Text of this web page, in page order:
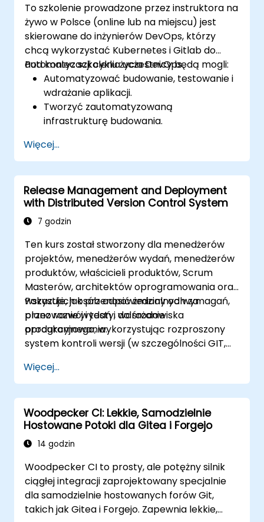
pewnością oraz efektywnością przyjąć
nowoczesne przepływy pracy DVCS, co
przyspieszy procesy współpracy.
To szkolenie prowadzone przez instruktora na
żywo w Polsce (online lub na miejscu) jest
skierowane do inżynierów DevOps, którzy
chcą wykorzystać Kubernetes i Gitlab do
automatyzacji cyklu życia DevOps.
Pod koniec szkolenia uczestnicy będą mogli:
Automatyzować budowanie, testowanie i
wdrażanie aplikacji.
Tworzyć zautomatyzowaną
infrastrukturę budowania.
chmurowym opartym na kontenerach.
Więcej...
Release Management and Deployment
with Distributed Version Control System
7 godzin
Ten kurs został stworzony dla menedżerów
projektów, menedżerów wydań, menedżerów
produktów, właścicieli produktów, Scrum
Masterów, architektów oprogramowania oraz
wszystkich osób odpowiedzialnych za
planowanie wydań i wdrażanie
oprogramowania.
Pokazuje, jak przenosić zmiany od wymagań,
przez rozwój i testy, do środowiska
produkcyjnego, wykorzystując rozproszony
system kontroli wersji (w szczególności GIT,
rozproszonych SCM również mogą skorzystać
z tego kursu).
Więcej...
Woodpecker CI: Lekkie, Samodzielnie
Hostowane Potoki dla Gitea i Forgejo
14 godzin
Woodpecker CI to prosty, ale potężny silnik
ciągłej integracji zaprojektowany specjalnie
dla samodzielnie hostowanych forów Git,
takich jak Gitea i Forgejo. Zapewnia lekkie,